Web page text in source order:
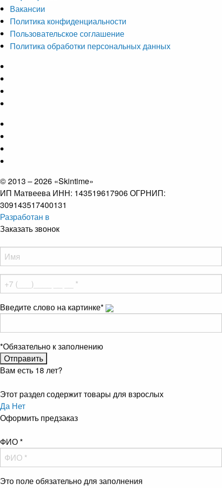
Вакансии
Политика конфиденциальности
Пользовательское соглашение
Политика обработки персональных данных
© 2013 – 2026 «Skintime»
ИП Матвеева ИНН: 143519617906 ОГРНИП:
309143517400131
Разработан в
Заказать звонок
Введите слово на картинке*
*Обязательно к заполнению
Вам есть 18 лет?
Этот раздел содержит товары для взрослых
Да Нет
Оформить предзаказ
ФИО*
Это поле обязательно для заполнения